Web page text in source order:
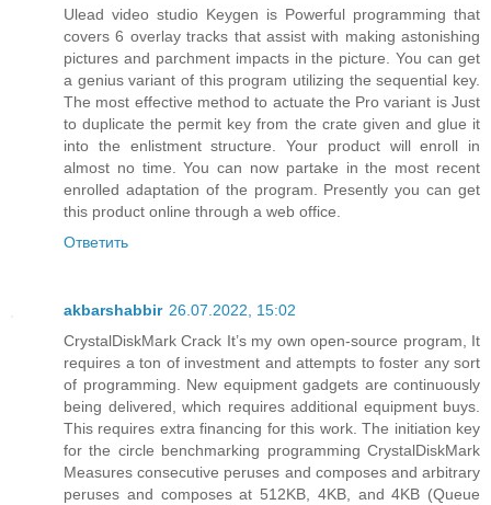
Ulead video studio Keygen is Powerful programming that
covers 6 overlay tracks that assist with making astonishing
pictures and parchment impacts in the picture. You can get
a genius variant of this program utilizing the sequential key.
The most effective method to actuate the Pro variant is Just
to duplicate the permit key from the crate given and glue it
into the enlistment structure. Your product will enroll in
almost no time. You can now partake in the most recent
enrolled adaptation of the program. Presently you can get
this product online through a web office.
Ответить
akbarshabbir 26.07.2022, 15:02
CrystalDiskMark Crack It’s my own open-source program, It
requires a ton of investment and attempts to foster any sort
of programming. New equipment gadgets are continuously
being delivered, which requires additional equipment buys.
This requires extra financing for this work. The initiation key
for the circle benchmarking programming CrystalDiskMark
Measures consecutive peruses and composes and arbitrary
peruses and composes at 512KB, 4KB, and 4KB (Queue